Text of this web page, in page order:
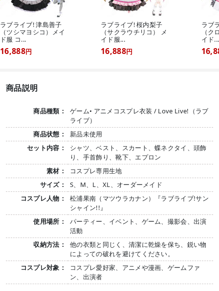
ラブライブ! 津島善子
（ツシマヨシコ）メイ
ド服 コ...
16,888円
ラブライブ! 桜内梨子
（サクラウチリコ） メ
イド服...
16,888円
ラブ
（
イド...
商品説明
商品種類：
ゲーム• アニメコスプレ衣装 / Love Live!（ラブ
ライブ）
商品状態：
新品未使用
セット内容：
シャツ、ベスト、スカート、蝶ネクタイ、頭飾
り、手首飾り、靴下、エプロン
素材：
コスプレ専用生地
サイズ：
S、M、L、XL、オーダーメイド
コスプレ人物：
松浦果南（マツウラカナン）『ラブライブ!サン
シャイン!!』
使用場所：
パーティー、イベント、ゲーム、撮影会、出演
活動
収納方法：
他の衣類と同じく、清潔に乾燥を保ち、鋭い物
によっての破れを避けてください。
コスプレ対象：
コスプレ愛好家、アニメや漫画、ゲームファ
ン、出演者